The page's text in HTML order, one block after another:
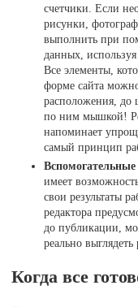
счетчики. Если
рисунки,
выполнить при
данных,
Все элементы,
форме сайта
расположения, до
по ним мышкой!
напоминает
самый принцип
имеет
свои результаты
редактора
до публикации,
реально выглядеть
Когда все